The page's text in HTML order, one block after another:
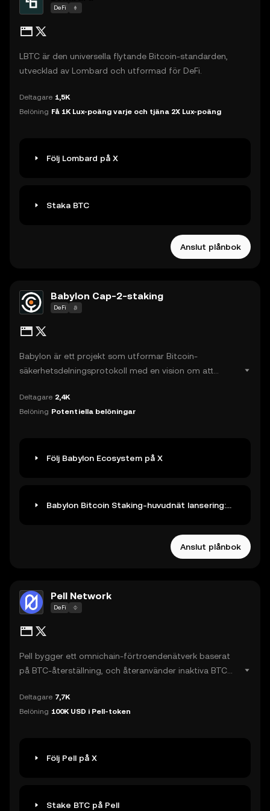
DeFi
LBTC är den universella flytande Bitcoin-standarden,
utvecklad av Lombard och utformad för DeFi.
Deltagare 1,5K
Belöning Få 1K Lux-poäng varje och tjäna 2X Lux-poäng
Följ Lombard på X
Staka BTC
Anslut plånbok
Babylon Cap-2-staking
DeFi
Babylon är ett projekt som utformar Bitcoin-
säkerhetsdelningsprotokoll med en vision om att
senaste utveckling är världens första förtroendelösa
och självförvarande Bitcoin-staking-protokoll, som gör
datatillgänglighet (DA) -lager etc, vilket gör det möjligt
Deltagare 2,4K
Belöning Potentiella belöningar
Följ Babylon Ecosystem på X
Babylon Bitcoin Staking-huvudnät lansering:
Anslut plånbok
Pell Network
DeFi
Pell bygger ett omnichain-förtroendenätverk baserat
på BTC-återställning, och återanvänder inaktiva BTC
validerade tjänster (DVS) för att tillgodose deras
kryptoekonomiska säkerhetsbehov. Denna innovation
ekosystem.
Deltagare 7,7K
Belöning 100K USD i Pell-token
Följ Pell på X
Stake BTC på Pell